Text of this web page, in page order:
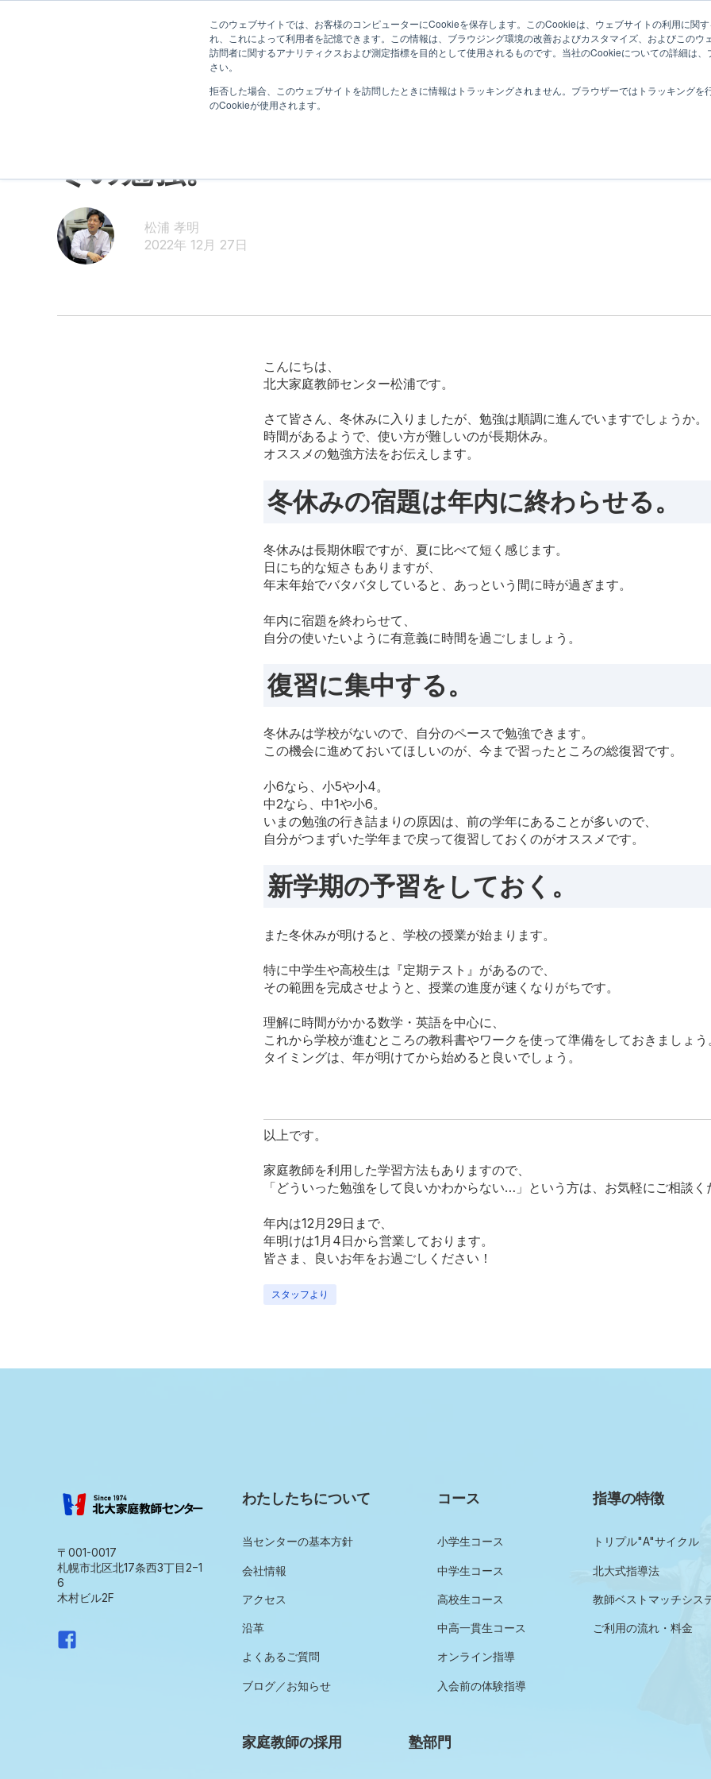
このウェブサイトでは、お客様のコンピューターにCookieを保存します。このCookieは、ウェブサイトの利用に関
れ、これによって利用者を記憶できます。この情報は、ブラウジング環境の改善およびカスタマイズ、およびこのウ
訪問者に関するアナリティクスおよび測定指標を目的として使用されるものです。当社のCookieについての詳細は
さい。
拒否した場合、このウェブサイトを訪問したときに情報はトラッキングされません。ブラウザーではトラッキングを
のCookieが使用されます。
わたしたちについて 指導の特徴 家庭教師の派遣
冬の勉強。
松浦 孝明
2022年 12月 27日
こんにちは、
北大家庭教師センター松浦です。
さて皆さん、冬休みに入りましたが、勉強は順調に進んでいますでしょうか。
時間があるようで、使い方が難しいのが長期休み。
オススメの勉強方法をお伝えします。
冬休みの宿題は年内に終わらせる。
冬休みは長期休暇ですが、夏に比べて短く感じます。
日にち的な短さもありますが、
年末年始でバタバタしていると、あっという間に時が過ぎます。
年内に宿題を終わらせて、
自分の使いたいように有意義に時間を過ごしましょう。
復習に集中する。
冬休みは学校がないので、自分のペースで勉強できます。
この機会に進めておいてほしいのが、今まで習ったところの総復習です。
小6なら、小5や小4。
中2なら、中1や小6。
いまの勉強の行き詰まりの原因は、前の学年にあることが多いので、
自分がつまずいた学年まで戻って復習しておくのがオススメです。
新学期の予習をしておく。
また冬休みが明けると、学校の授業が始まります。
特に中学生や高校生は『定期テスト』があるので、
その範囲を完成させようと、授業の進度が速くなりがちです。
理解に時間がかかる数学・英語を中心に、
これから学校が進むところの教科書やワークを使って準備をしておきましょう
タイミングは、年が明けてから始めると良いでしょう。
以上です。
家庭教師を利用した学習方法もありますので、
「どういった勉強をして良いかわからない…」という方は、お気軽にご相談く
年内は12月29日まで、
年明けは1月4日から営業しております。
皆さま、良いお年をお過ごしください！
スタッフより
〒001-0017
札幌市北区北17条西3丁目2−1
6
木村ビル2F
わたしたちについて
当センターの基本方針
会社情報
アクセス
沿革
よくあるご質問
ブログ／お知らせ
コース
小学生コース
中学生コース
高校生コース
中高一貫生コース
オンライン指導
入会前の体験指導
指導の特徴
トリプル"A"サイクル
北大式指導法
教師ベストマッチシス
ご利用の流れ・料金
家庭教師の採用 塾部門